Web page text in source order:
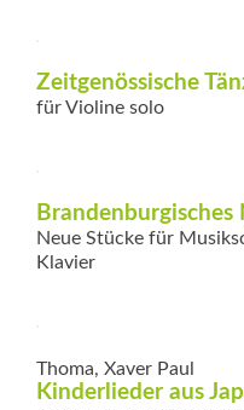
Zeitgenössische
für Violine solo
Neue Stücke für
Klavier
Thoma, Xaver Paul
Kinderlieder aus